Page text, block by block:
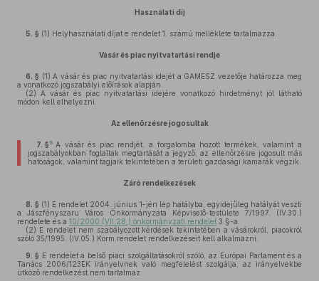
Használati díj
5. § (1) Helyhasználati díjat e rendelet 1. számú melléklete tartalmazza.
Vásár és piac nyitvatartási rendje
6. § (1) A vásár és piac nyitvatartási idejét a GAMESZ vezetője határozza meg
a vonatkozó jogszabályi előírások alapján.
(2) A vásár és piac nyitvatartási idejére vonatkozó hirdetményt jól látható
módon kell elhelyezni.
Az ellenőrzésre jogosultak
7. § 6 A vásár és piac rendjét, a forgalomba hozott termékek, valamint a
jogszabályokban foglaltak megtartását a jegyző, az ellenőrzésre jogosult más
hatóságok, valamint tagjaik tekintetében a területi gazdasági kamarák végzik.
Záró rendelkezések
8. § (1) E rendelet 2004. június 1-jén lép hatályba, egyidejűleg hatályát veszti
a Jászfényszaru Város Önkormányzata Képviselő-testülete 7/1997. (IV.30.)
rendelete és a 10/2000.(VII.28.) önkormányzati rendelet 3.§-a.
(2) E rendelet nem szabályozott kérdések tekintetében a vásárokról, piacokról
szóló 35/1995. (IV.05.) Korm.rendelet rendelkezéseit kell alkalmazni.
9. § E rendelet a belső piaci szolgáltatásokról szóló, az Európai Parlament és a
Tanács 2006/123EK irányelvnek való megfelelést szolgálja, az irányelvekbe
ütköző rendelkezést nem tartalmaz.